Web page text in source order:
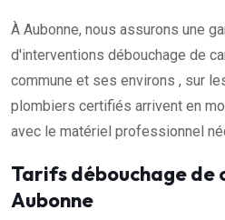
À Aubonne, nous assurons une
d'interventions débouchage de
commune et ses environs , sur
plombiers certifiés arrivent en
avec le matériel professionnel
Tarifs débouchage de
Aubonne